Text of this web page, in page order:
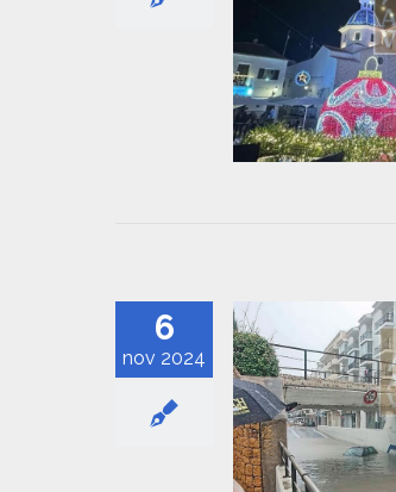
6
nov 2024